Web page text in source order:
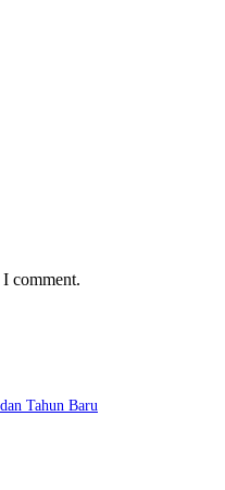
comment.
Tahun Baru